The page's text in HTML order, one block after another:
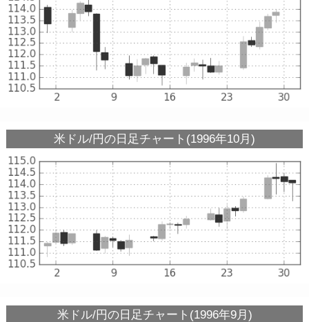
米ドル/円の日足チャート(1996年10月)
米ドル/円の日足チャート(1996年9月)